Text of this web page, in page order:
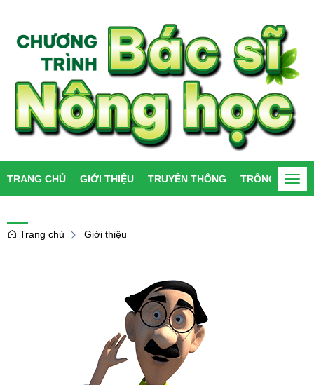
TRANG CHỦ GIỚI THIỆU TRUYỀN THÔNG TRỒNG TRỌT
Trang chủ Giới thiệu